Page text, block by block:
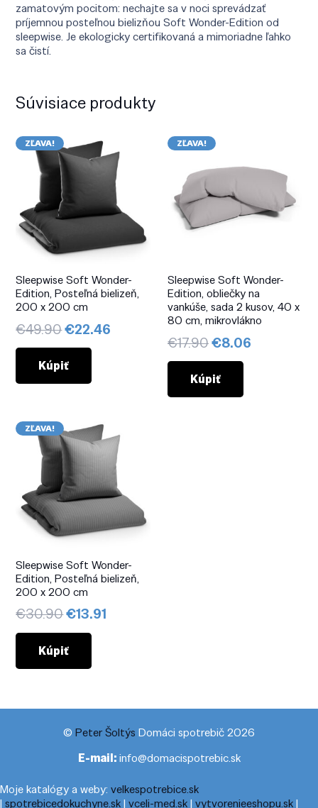
zamatovým pocitom: nechajte sa v noci sprevádzať
príjemnou posteľnou bielizňou Soft Wonder-Edition od
sleepwise. Je ekologicky certifikovaná a mimoriadne ľahko
sa čistí.
Súvisiace produkty
ZĽAVA!
Sleepwise Soft Wonder-
Edition, Posteľná bielizeň,
200 x 200 cm
€49.90Pôvodná
cena
bola:
€49.90.
€22.46 Aktuálna
Kúpiť
ZĽAVA!
Sleepwise Soft Wonder-
Edition, obliečky na
vankúše, sada 2 kusov, 40 x
80 cm, mikrovlákno
€17.90Pôvodná
cena
bola:
€17.90.
€8.06
Kúpiť
ZĽAVA!
Sleepwise Soft Wonder-
Edition, Posteľná bielizeň,
200 x 200 cm
€30.90Pôvodná
cena
bola:
€30.90.
€13.91
Kúpiť
© Peter Šoltýs Domáci spotrebič 2026
E-mail:info@domacispotrebic.sk
Moje katalógy a weby: velkespotrebice.sk
| spotrebicedokuchyne.sk| vceli-med.sk| vytvorenieeshopu.sk|